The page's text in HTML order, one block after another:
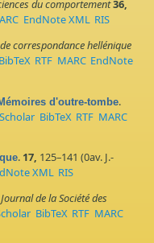
du comportement36,
EndNote XML RIS
correspondance hellénique
BibTeX RTF MARC EndNote
d'outre-tombe.
BibTeX RTF MARC
. 17, 125–141 (0av. J.-
XML RIS
Journal de la Société des
BibTeX RTF MARC